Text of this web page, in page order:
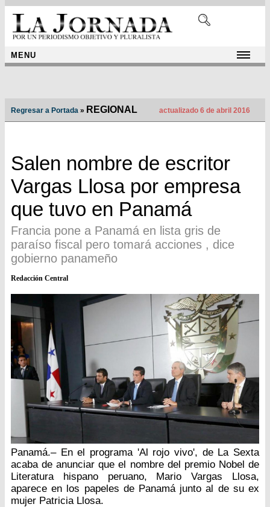
MENU
Regresar a Portada » REGIONAL actualizado 6 de abril 2016
Salen nombre de escritor
Vargas Llosa por empresa
que tuvo en Panamá
Francia pone a Panamá en lista gris de
paraíso fiscal pero tomará acciones , dice
gobierno panameño
Redacción Central
Panamá.– En el programa 'Al rojo vivo', de La Sexta
acaba de anunciar que el nombre del premio Nobel de
Literatura hispano peruano, Mario Vargas Llosa,
aparece en los papeles de Panamá junto al de su ex
mujer Patricia Llosa.